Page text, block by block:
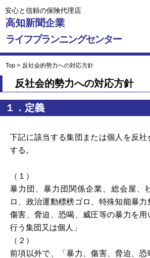
高知新聞企業
ライフプランニングセンター
安心と信頼の保険代理店
Top > 反社会的勢力への対応方針
反社会的勢力への対応方針
１．定義
下記に該当する集団または個人を反
する。
（１）
暴力団、暴力団関係企業、総会屋、
ロ、政治運動標榜ゴロ、特殊知能暴力
傷害、脅迫、恐喝、威圧等の暴力を用
行う集団又は個人」
（２）
前項以外で、「暴力、傷害、脅迫、恐